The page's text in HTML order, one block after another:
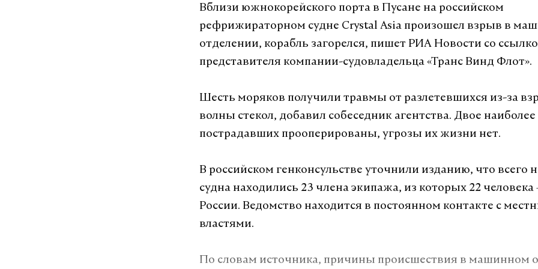
добавил, что постоянно иметь очень высокие темпы роста
Именно балансы и экономика предложения дадут нам
результат, сказал Мишустин.
охлаждение экономики неизбежно. Глава государства
допустить ее переохлаждения до уровня «криокамеры».
Подпишитесь на Daily Storm в
Макс Telegram Дзен
# ввп #михаил мишустин # экономика
Вблизи южнокорейского порта в Пусане на российском
рефрижираторном судне Crystal Asia произошел взрыв в
отделении, корабль загорелся, пишет РИА Новости со
представителя компании-судовладельца «Транс Винд Флот».
Шесть моряков получили травмы от разлетевшихся из-за
волны стекол, добавил собеседник агентства. Двое наиболее
пострадавших прооперированы, угрозы их жизни нет.
В российском генконсульстве уточнили изданию, что всего
судна находились 23 члена экипажа, из которых 22
России. Ведомство находится в постоянном контакте с
властями.
По словам источника, причины происшествия в машинном